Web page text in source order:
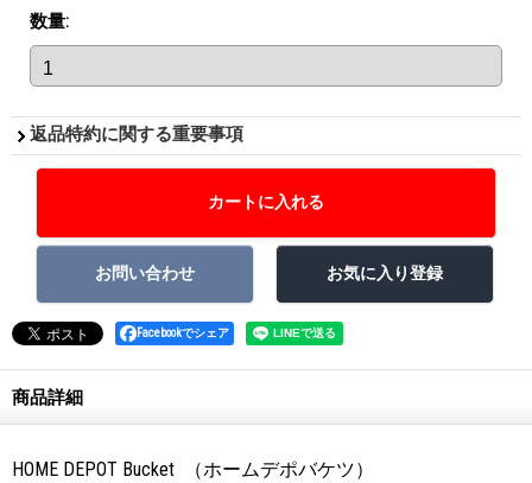
数量:
返品特約に関する重要事項
Facebookでシェア
商品詳細
HOME DEPOT Bucket （ホームデポバケツ）